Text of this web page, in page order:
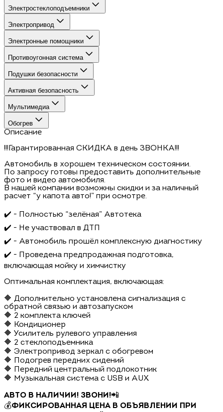
Электростеклоподъемники
Электропривод
Электронные помощники
Противоугонная система
Подушки безопасности
Активная безопасность
Мультимедиа
Обогрев
Описание
!!!Гарантированная СКИДКА в день ЗВОНКА!!!
Автомобиль в хорошем техническом состоянии.
По запросу готовы предоставить дополнительные
фото и видео автомобиля.
В нашей компании возможны скидки и за наличный
расчет “у капота авто!” при осмотре.
✔️ - Полностью “зелёная” Автотека
✔️ - Не участвовал в ДТП
✔️ - Автомобиль прошёл комплексную диагностику
✔️ - Проведена предпродажная подготовка,
включающая мойку и химчистку
Оптимальная комплектация, включающая:
🔶 Дополнительно установлена сигнализация с
обратной связью и автозапуском
🔶 2 комплекта ключей
🔶 Кондиционер
🔶 Усилитель рулевого управления
🔶 2 стеклоподъемника
🔶 Электропривод зеркал с обогревом
🔶 Подогрев передних сидений
🔶 Передний центральный подлокотник
🔶 Музыкальная система с USB и AUX
АВТО В НАЛИЧИИ! ЗВОНИ!📲
💰ФИКСИРОВАННАЯ ЦЕНА В ОБЪЯВЛЕНИИ ПРИ